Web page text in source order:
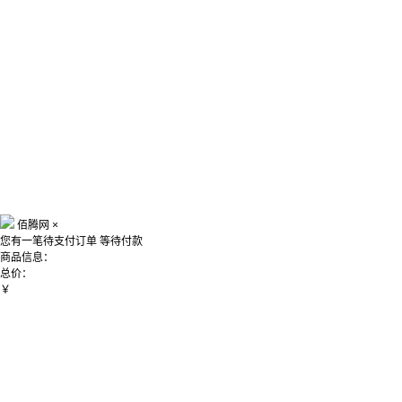
佰腾网 ×
您有一笔待支付订单 等待付款
商品信息：
总价：
￥